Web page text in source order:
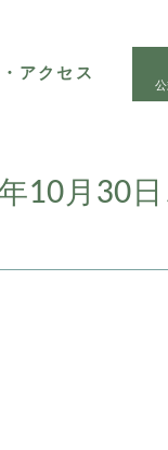
アクセス
10月30日